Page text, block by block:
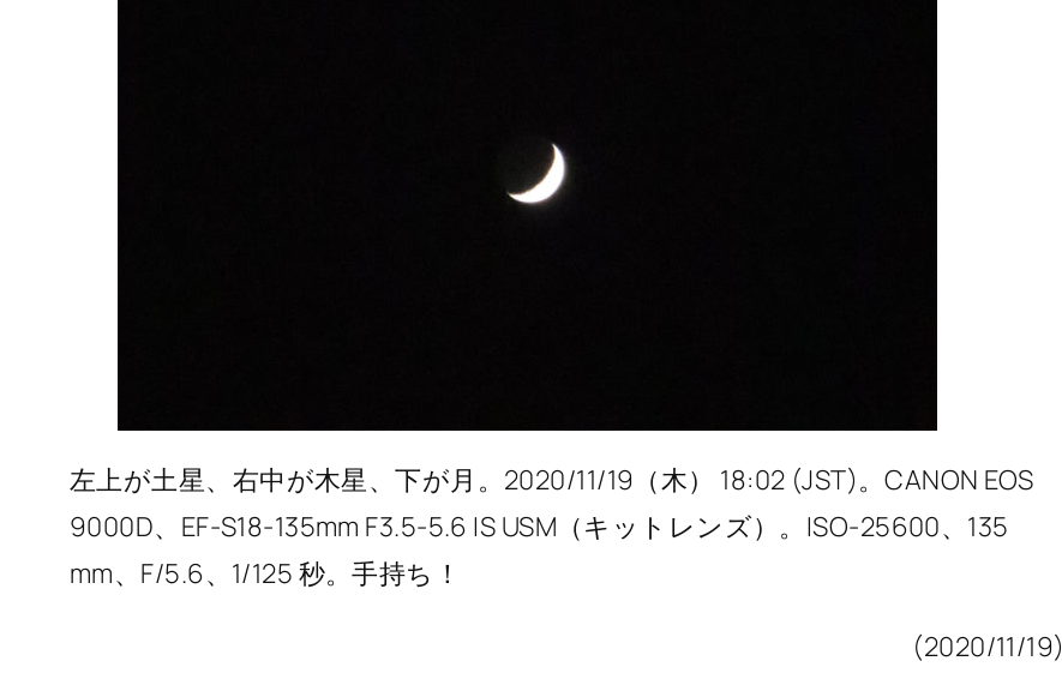
左上が土星、右中が木星、下が月。2020/11/19（木） 18:02 (JST)。CANON EOS
9000D、EF-S18-135mm F3.5-5.6 IS USM（キットレンズ）。ISO-25600、135
mm、F/5.6、1/125 秒。手持ち！
(2020/11/19)